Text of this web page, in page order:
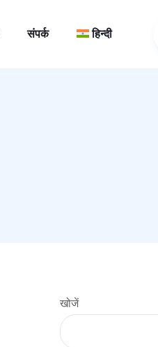
संपर्क हिन्दी
खोजें